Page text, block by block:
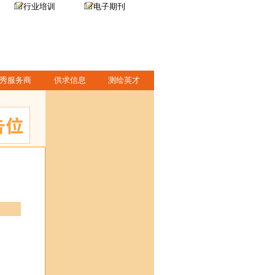
行业培训 电子期刊
服务商 供求信息
测绘英才